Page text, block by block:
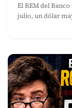
El REM del
julio, un dólar